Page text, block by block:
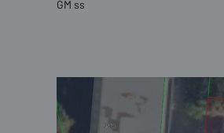
GM ss